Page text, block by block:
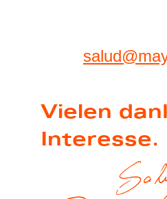
Vielen
Interesse.